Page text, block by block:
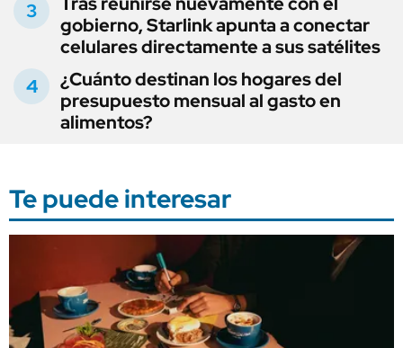
gobierno, Starlink apunta a conectar
celulares directamente a sus satélites
¿Cuánto destinan los hogares del
presupuesto mensual al gasto en
alimentos?
Te puede interesar